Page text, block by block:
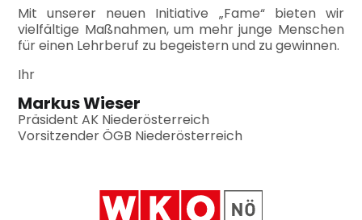
Mit unserer neuen Initiative „Fame“ bieten wir
vielfältige Maßnahmen, um mehr junge Menschen
für einen Lehrberuf zu begeistern und zu gewinnen.
Ihr
Markus Wieser
Präsident AK Niederösterreich
Vorsitzender ÖGB Niederösterreich